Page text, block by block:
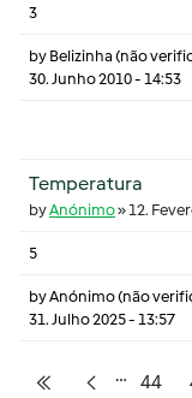
3
by Belizinha (não
30. Junho 2010 - 14:53
Temperatura
byAnónimo»12.
5
byAnónimo (não
31. Julho 2025 - 13:57
Pagination
Primeira página
Página
… 44